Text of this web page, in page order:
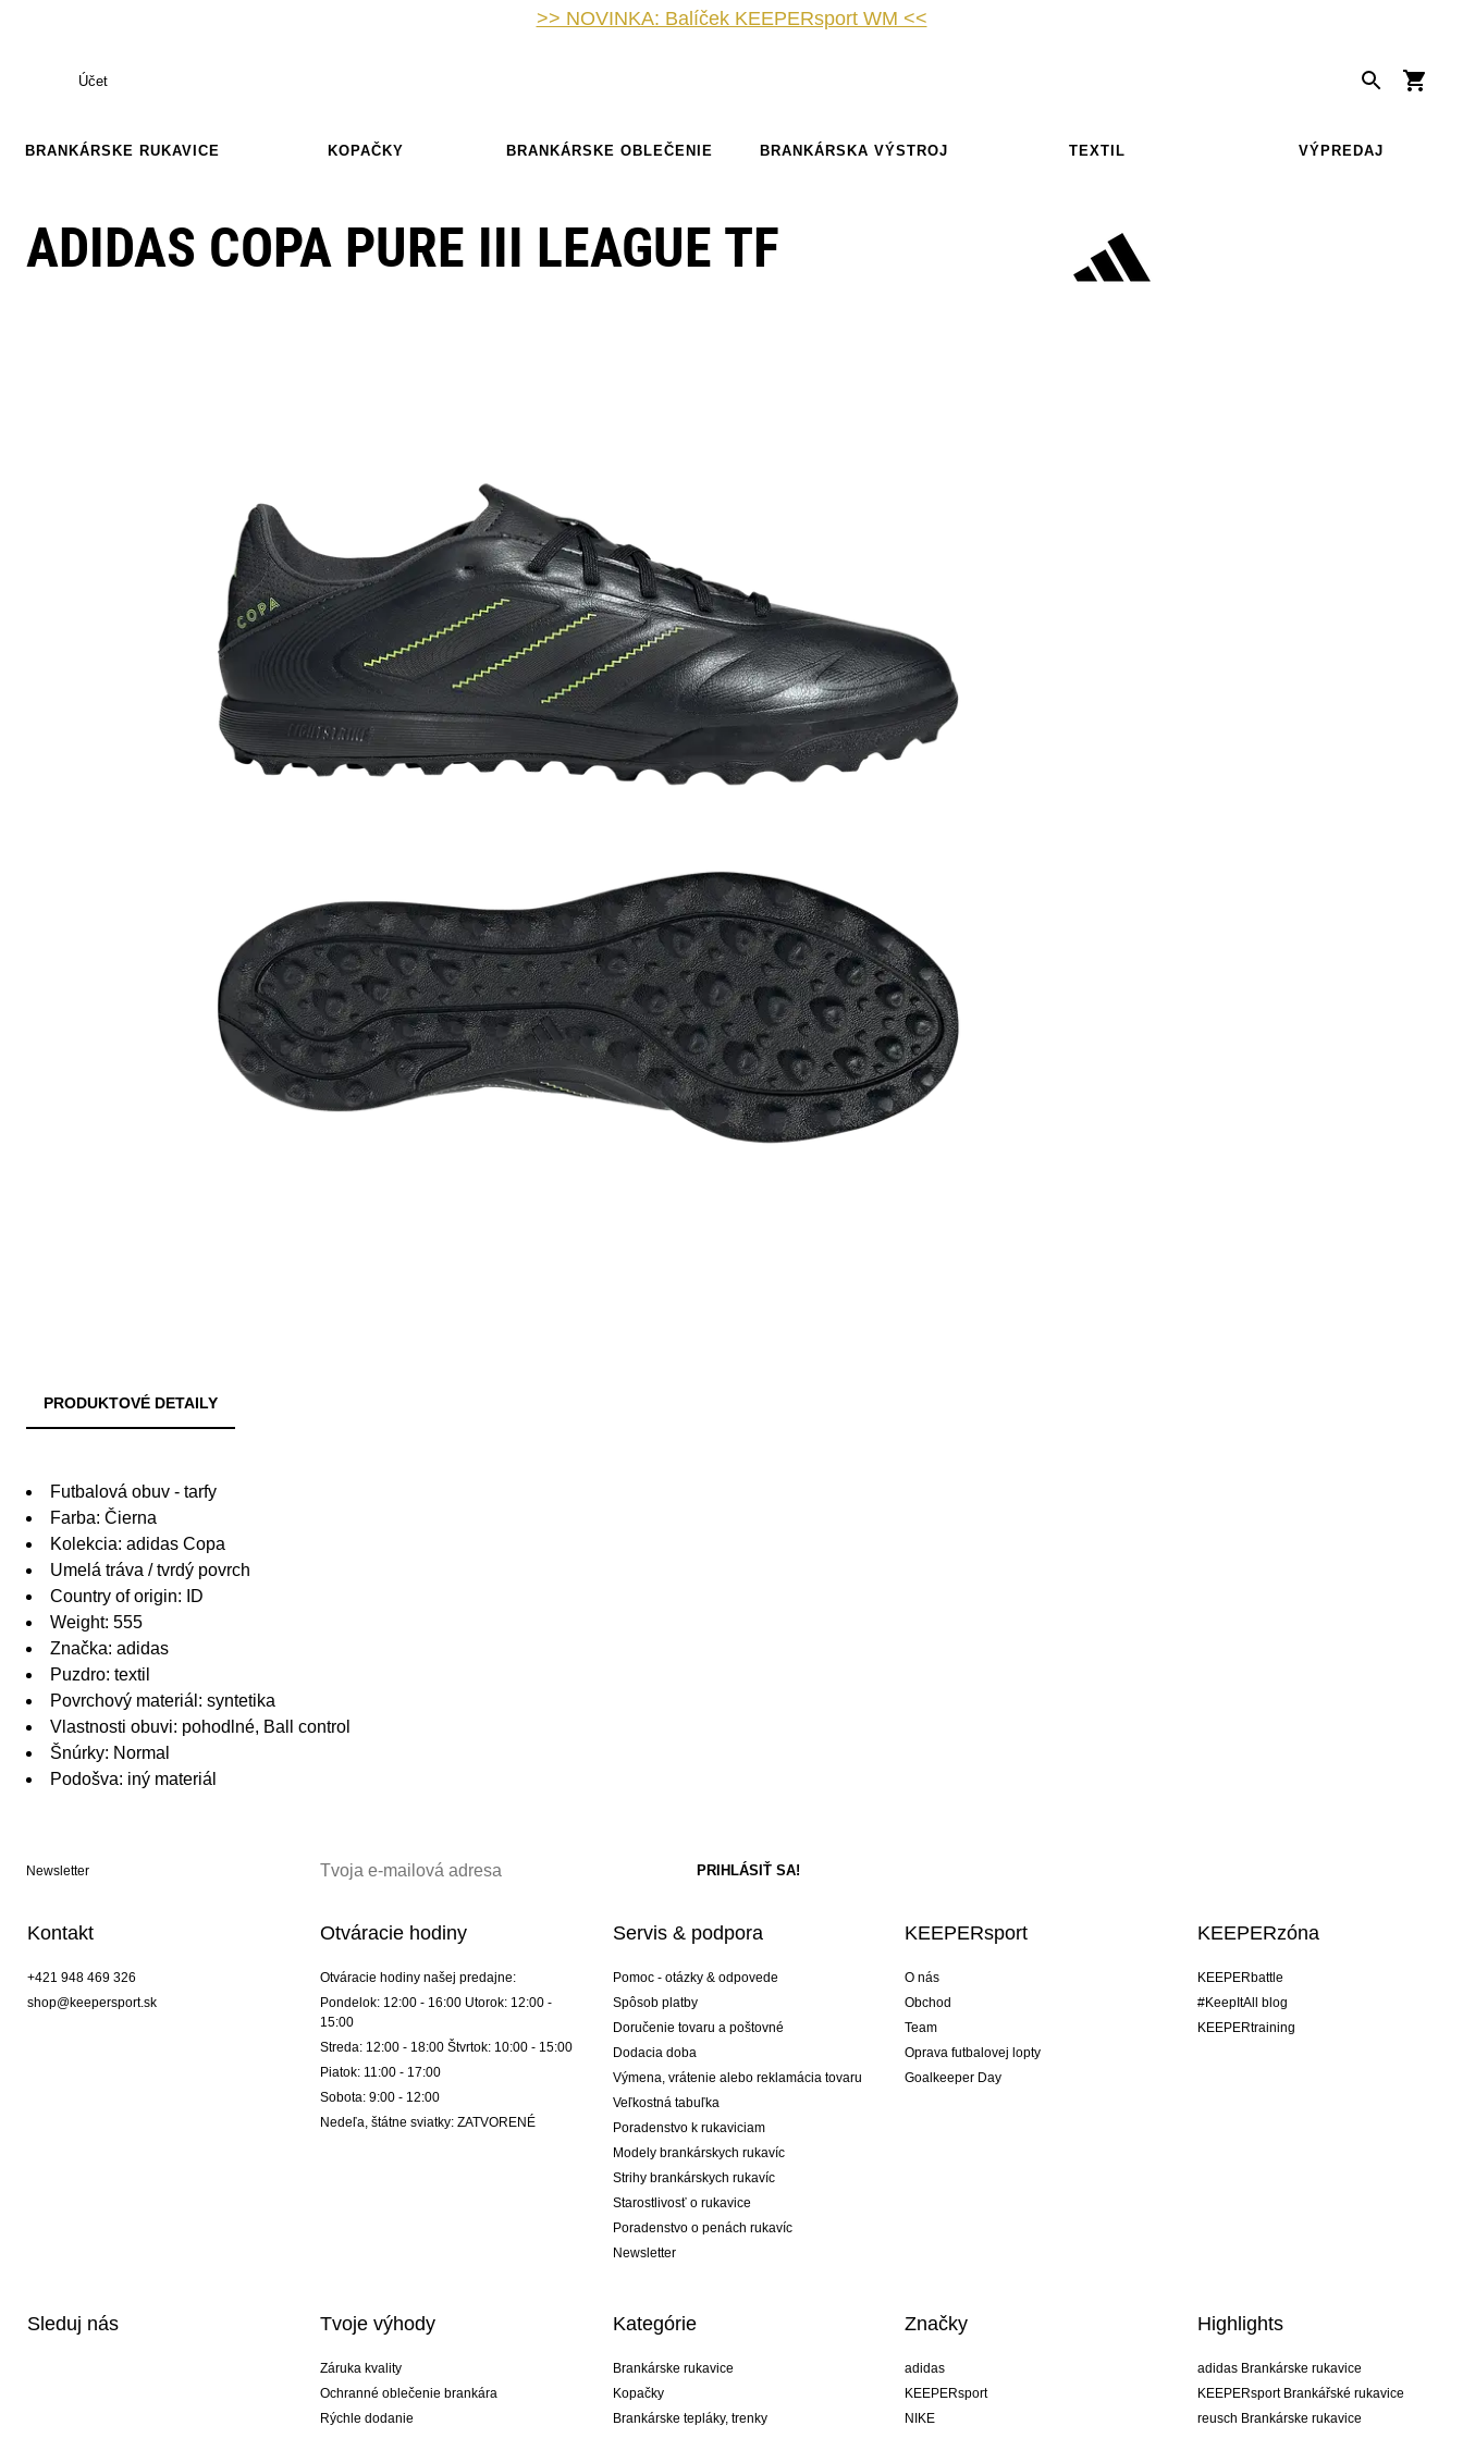
>> NOVINKA: Balíček KEEPERsport WM <<
Účet
BRANKÁRSKE RUKAVICE KOPAČKY BRANKÁRSKE OBLEČENIE BRANKÁRSKA VÝSTROJ TEXTIL VÝPREDAJ
ADIDAS COPA PURE III LEAGUE TF
PRODUKTOVÉ DETAILY
Futbalová obuv - tarfy
Farba: Čierna
Kolekcia: adidas Copa
Umelá tráva / tvrdý povrch
Country of origin: ID
Weight: 555
Značka: adidas
Puzdro: textil
Povrchový materiál: syntetika
Vlastnosti obuvi: pohodlné, Ball control
Šnúrky: Normal
Podošva: iný materiál
Newsletter
Kontakt
+421 948 469 326
shop@keepersport.sk
Otváracie hodiny
Otváracie hodiny našej predajne:
Pondelok: 12:00 - 16:00 Utorok: 12:00 -
15:00
Streda: 12:00 - 18:00 Štvrtok: 10:00 - 15:00
Piatok: 11:00 - 17:00
Sobota: 9:00 - 12:00
Nedeľa, štátne sviatky: ZATVORENÉ
Servis & podpora
Pomoc - otázky & odpovede
Spôsob platby
Doručenie tovaru a poštovné
Dodacia doba
Výmena, vrátenie alebo reklamácia tovaru
Veľkostná tabuľka
Poradenstvo k rukaviciam
Modely brankárskych rukavíc
Strihy brankárskych rukavíc
Starostlivosť o rukavice
Poradenstvo o penách rukavíc
Newsletter
KEEPERsport
O nás
Obchod
Team
Oprava futbalovej lopty
Goalkeeper Day
KEEPERzóna
KEEPERbattle
#KeepItAll blog
KEEPERtraining
Sleduj nás Tvoje výhody
Záruka kvality
Ochranné oblečenie brankára
Rýchle dodanie
Kategórie
Brankárske rukavice
Kopačky
Brankárske tepláky, trenky
Značky
adidas
KEEPERsport
NIKE
Highlights
adidas Brankárske rukavice
KEEPERsport Brankářské rukavice
reusch Brankárske rukavice